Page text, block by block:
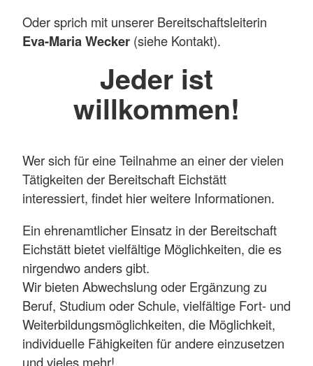
Oder sprich mit unserer Bereitschaftsleiterin
Eva-Maria Wecker (siehe Kontakt).
Jeder ist
willkommen!
Wer sich für eine Teilnahme an einer der vielen
Tätigkeiten der Bereitschaft Eichstätt
interessiert, findet hier weitere Informationen.
Ein ehrenamtlicher Einsatz in der Bereitschaft
Eichstätt bietet vielfältige Möglichkeiten, die es
nirgendwo anders gibt.
Wir bieten Abwechslung oder Ergänzung zu
Beruf, Studium oder Schule, vielfältige Fort- und
Weiterbildungsmöglichkeiten, die Möglichkeit,
individuelle Fähigkeiten für andere einzusetzen
und vieles mehr!